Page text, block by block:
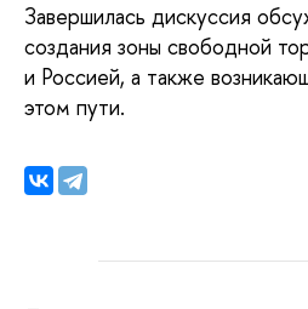
Завершилась дискуссия
создания зоны свободной
и Россией, а также
этом пути.